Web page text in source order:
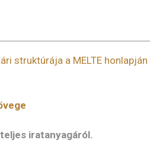
struktúrája a MELTE honlapján
iratanyagáról.